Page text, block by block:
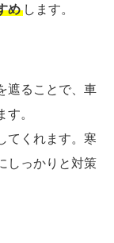
め します。
遮ることで、車
。
てくれます。寒
しっかりと対策